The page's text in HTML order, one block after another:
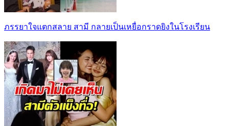
ภรรยาใจแตกสลาย สามี กลายเป็นเหยื่อกราดยิงในโรงเรียน